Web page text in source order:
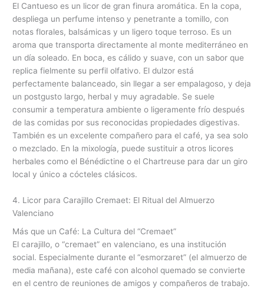
El Cantueso es un licor de gran finura aromática. En la copa,
despliega un perfume intenso y penetrante a tomillo, con
notas florales, balsámicas y un ligero toque terroso. Es un
aroma que transporta directamente al monte mediterráneo en
un día soleado. En boca, es cálido y suave, con un sabor que
replica fielmente su perfil olfativo. El dulzor está
perfectamente balanceado, sin llegar a ser empalagoso, y deja
un postgusto largo, herbal y muy agradable. Se suele
consumir a temperatura ambiente o ligeramente frío después
de las comidas por sus reconocidas propiedades digestivas.
También es un excelente compañero para el café, ya sea solo
o mezclado. En la mixología, puede sustituir a otros licores
herbales como el Bénédictine o el Chartreuse para dar un giro
local y único a cócteles clásicos.
4. Licor para Carajillo Cremaet: El Ritual del Almuerzo
Valenciano
Más que un Café: La Cultura del “Cremaet”
El carajillo, o “cremaet” en valenciano, es una institución
social. Especialmente durante el “esmorzaret” (el almuerzo de
media mañana), este café con alcohol quemado se convierte
en el centro de reuniones de amigos y compañeros de trabajo.